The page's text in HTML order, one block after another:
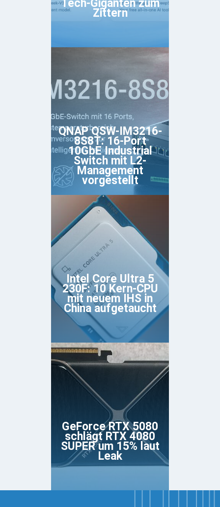
Tech-Giganten zum
Zittern
QNAP QSW-IM3216-
8S8T: 16-Port
10GbE Industrial
Switch mit L2-
Management
vorgestellt
Intel Core Ultra 5
230F: 10 Kern-CPU
mit neuem IHS in
China aufgetaucht
GeForce RTX 5080
schlägt RTX 4080
SUPER um 15% laut
Leak